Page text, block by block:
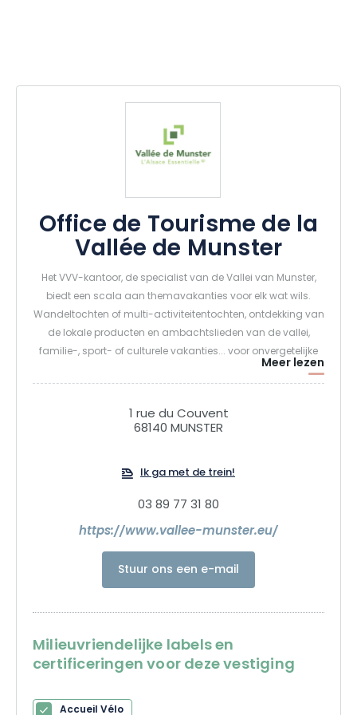
Office de Tourisme de la
Vallée de Munster
Het VVV-kantoor, de specialist van de Vallei van Munster,
biedt een scala aan themavakanties voor elk wat wils.
Wandeltochten of multi-activiteitentochten, ontdekking van
de lokale producten en ambachtslieden van de vallei,
familie-, sport- of culturele vakanties... voor onvergetelijke
momenten weg van het alledaagse leven, doe nieuwe
energie op in de frisse lucht van de Vallei van Munster!
Meer lezen
1 rue du Couvent
68140 MUNSTER
Ik ga met de trein!
03 89 77 31 80
https://www.vallee-munster.eu/
Stuur ons een e-mail
Milieuvriendelijke labels en
certificeringen voor deze vestiging
Accueil Vélo